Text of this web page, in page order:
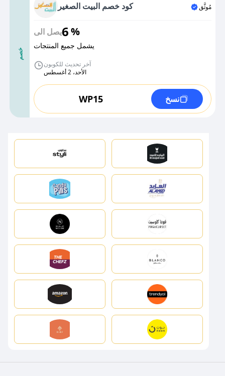
خصم
كود خصم البيت الصغير مُوثَّق
يصل الى6%
يشمل جميع المنتجات
آخر تحديث للكوبون
الأحد، 2 أغسطس
WP15 نسخ